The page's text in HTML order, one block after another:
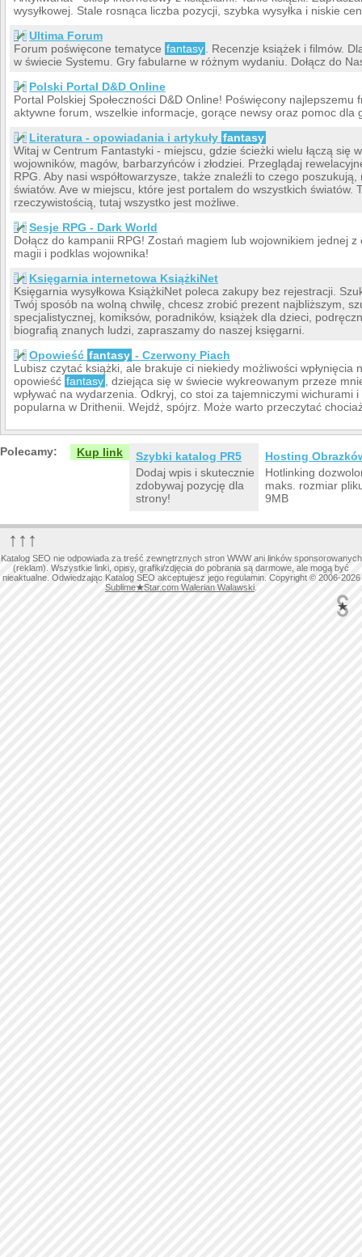
wysyłkowej. Stale rosnąca liczba pozycji, szybka wysyłka i niskie
Ultima Forum
Forum poświęcone tematyce fantasy
. Recenzje książek i filmów.
w świecie Systemu. Gry fabularne w różnym wydaniu. Dołącz do
Polski Portal D&D Online
Portal Polskiej Społeczności D&D Online! Poświęcony najlepszemu
aktywne forum, wszelkie informacje, gorące newsy oraz pomoc dla
Literatura - opowiadania i artykuły fantasy
Witaj w Centrum Fantastyki - miejscu, gdzie ścieżki wielu łączą się
wojowników, magów, barbarzyńców i złodziei. Przeglądaj
RPG. Aby nasi współtowarzysze, także znaleźli to czego
światów. Ave w miejscu, które jest portalem do wszystkich światów.
rzeczywistością, tutaj wszystko jest możliwe.
Sesje RPG - Dark World
Dołącz do kampanii RPG! Zostań magiem lub wojownikiem jednej
magii i podklas wojownika!
Księgarnia internetowa KsiążkiNet
Księgarnia wysyłkowa KsiążkiNet poleca zakupy bez rejestracji.
Twój sposób na wolną chwilę, chcesz zrobić prezent najbliższym,
specjalistycznej, komiksów, poradników, książek dla dzieci,
biografią znanych ludzi, zapraszamy do naszej księgarni.
Opowieść fantasy - Czerwony Piach
Lubisz czytać książki, ale brakuje ci niekiedy możliwości wpłynięcia
opowieść fantasy
, dziejąca się w świecie wykreowanym przeze
wpływać na wydarzenia. Odkryj, co stoi za tajemniczymi wichurami
popularna w Drithenii. Wejdź, spójrz. Może warto przeczytać
Polecamy: Kup link
Szybki katalog PR5
Dodaj wpis i skutecznie
zdobywaj pozycję dla
strony!
Hosting
Hotlinking
maks. rozmiar
9MB
↑↑↑
Katalog SEO nie odpowiada za treść zewnętrznych stron WWW ani linków sponsorowanych
(reklam). Wszystkie linki, opisy, grafiki/zdjęcia do pobrania są darmowe, ale mogą być
nieaktualne. Odwiedzając Katalog SEO akceptujesz jego regulamin. Copyright © 2006-2026
Sublime★Star.com Walerian Walawski